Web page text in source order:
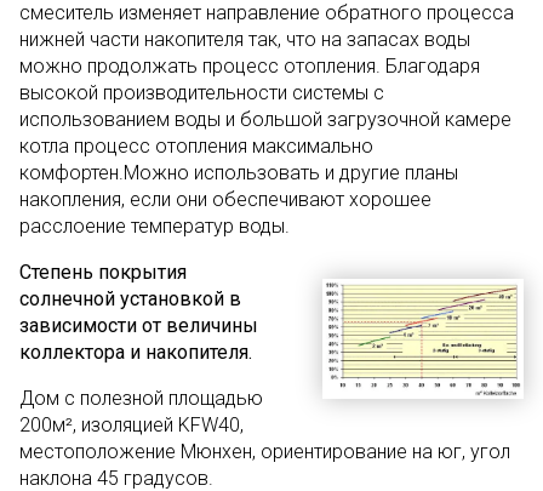
смеситель изменяет направление обратного процесса
нижней части накопителя так, что на запасах воды
можно продолжать процесс отопления. Благодаря
высокой производительности системы с
использованием воды и большой загрузочной камере
котла процесс отопления максимально
комфортен.Можно использовать и другие планы
накопления, если они обеспечивают хорошее
расслоение температур воды.
Степень покрытия
солнечной установкой в
зависимости от величины
коллектора и накопителя.
Дом с полезной площадью
200м², изоляцией KFW40,
местоположение Мюнхен, ориентирование на юг, угол
наклона 45 градусов.